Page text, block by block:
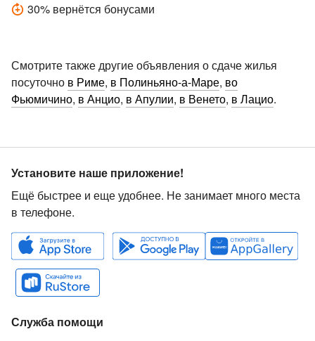
30% вернётся бонусами
Смотрите также другие объявления о сдаче жилья
посуточно в Риме, в Полиньяно-а-Маре, во
Фьюмичино, в Анцио, в Апулии, в Венето, в Лацио.
Установите наше приложение!
Ещё быстрее и еще удобнее. Не занимает много места
в телефоне.
Служба помощи